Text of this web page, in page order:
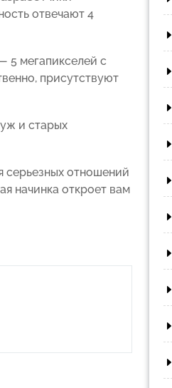
отвечают 4
5 мегапикселей с
присутствуют
и старых
серьезных отношений
начинка откроет вам